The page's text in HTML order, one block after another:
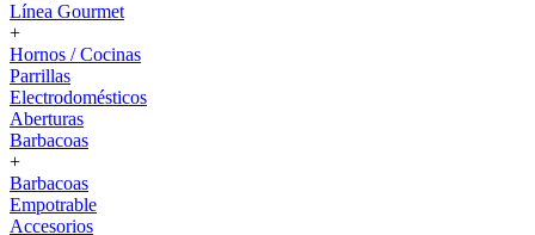
Línea Gourmet
+
Hornos / Cocinas
Parrillas
Electrodomésticos
Aberturas
Barbacoas
+
Barbacoas
Empotrable
Accesorios